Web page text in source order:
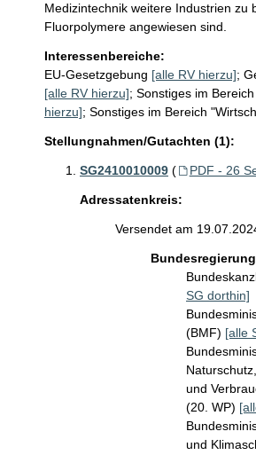
Medizintechnik weitere Industrien zu
Fluorpolymere angewiesen sind.
Interessenbereiche:
EU-Gesetzgebung [alle RV hierzu];
[alle RV hierzu]; Sonstiges im
hierzu]; Sonstiges im Bereich
Stellungnahmen/Gutachten (1):
SG2410010009 ( PDF - 26
Adressatenkreis:
Versendet am
Bundesregierung
SG dorthin]
(BMF) [alle
und
(20. WP)
und